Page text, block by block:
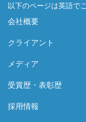
以下のページは英語で
会社概要
クライアント
メディア
受賞歴・表彰歴
採用情報